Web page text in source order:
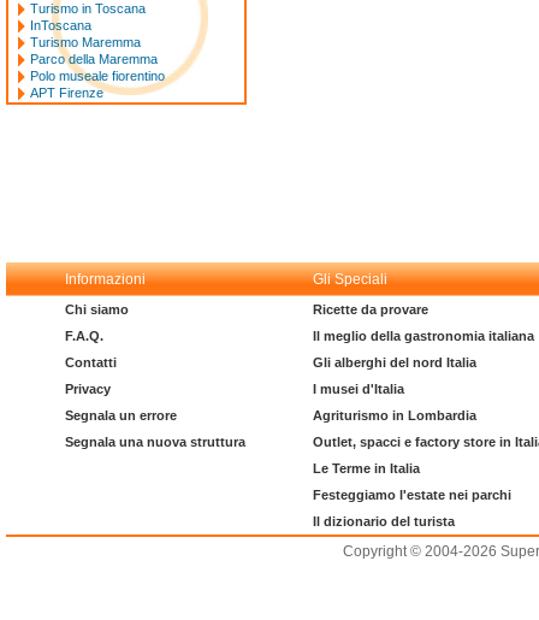
Turismo in Toscana
InToscana
Turismo Maremma
Parco della Maremma
Polo museale fiorentino
APT Firenze
Informazioni Gli Speciali
Chi siamo
F.A.Q.
Contatti
Privacy
Segnala un errore
Segnala una nuova struttura
Ricette da provare
Il meglio della gastronomia italiana
Gli alberghi del nord Italia
I musei d'Italia
Agriturismo in Lombardia
Outlet, spacci e factory store in
Le Terme in Italia
Festeggiamo l'estate nei parchi
Il dizionario del turista
Copyright © 2004-2026